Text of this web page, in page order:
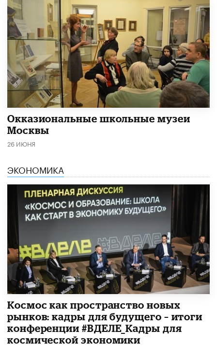
​Окказиональные школьные музеи
Москвы
26 ИЮНЯ
ЭКОНОМИКА
Космос как пространство новых
рынков: кадры для будущего – итоги
конференции #ВДЕЛЕ_Кадры для
космической экономики